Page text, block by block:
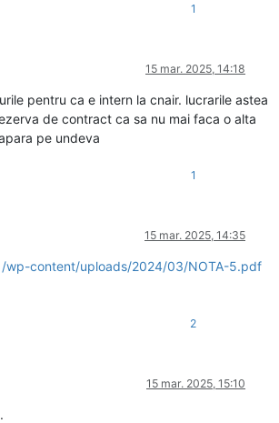
1
15 mar. 2025, 14:18
pentru ca e intern la cnair. lucrarile astea
de contract ca sa nu mai faca o alta
pe undeva
1
15 mar. 2025, 14:35
wp-content/uploads/2024/03/NOTA-5.pdf
2
15 mar. 2025, 15:10